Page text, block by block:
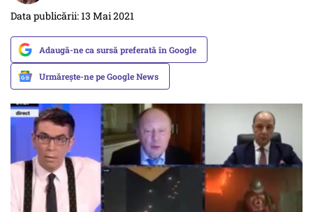
Data publicării: 13 Mai 2021
Adaugă-ne ca sursă preferată în Google
Urmărește-ne pe Google News